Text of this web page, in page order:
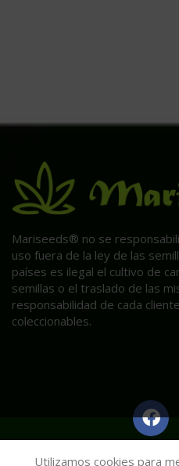
Mariseeds® no se
uso fuera de la ley de las
países es ilegal el cultivo de
semillas o el traslado de las
responsabilidad de cada
coleccionables.
HAGA CLIC AQUÍ PARA
Utilizamos cookies para